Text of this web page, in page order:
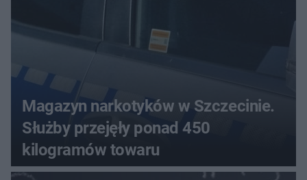
Magazyn narkotyków w Szczecinie.
Służby przejęły ponad 450
kilogramów towaru